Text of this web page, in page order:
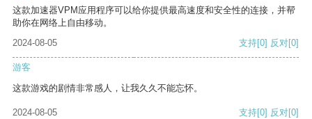
这款加速器VPM应用程序可以给你提供最高速度和安全性的连接，并帮
助你在网络上自由移动。
2024-08-05
支持[0] 反对[0]
游客
这款游戏的剧情非常感人，让我久久不能忘怀。
2024-08-05 支持[0] 反对[0]